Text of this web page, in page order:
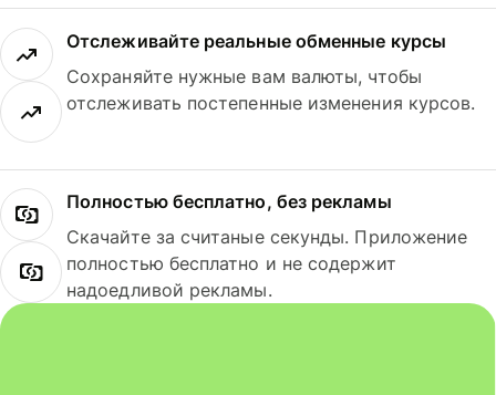
Отслеживайте реальные обменные курсы
Сохраняйте нужные вам валюты, чтобы
отслеживать постепенные изменения курсов.
Полностью бесплатно, без рекламы
Скачайте за считаные секунды. Приложение
полностью бесплатно и не содержит
надоедливой рекламы.